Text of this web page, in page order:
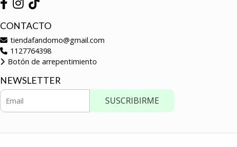
CONTACTO
tiendafandomo@gmail.com
1127764398
Botón de arrepentimiento
NEWSLETTER
SUSCRIBIRME